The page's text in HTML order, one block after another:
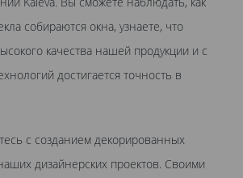
собираются окна, узнаете, что
качества нашей продукции и с
достигается точность в
с созданием декорированных
дизайнерских проектов. Своими